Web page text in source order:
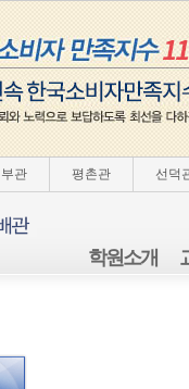
관 평촌관 선덕
학원소개